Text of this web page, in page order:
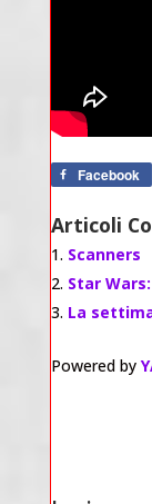
Facebook
Articoli
Scanners
Star
La
Powered by